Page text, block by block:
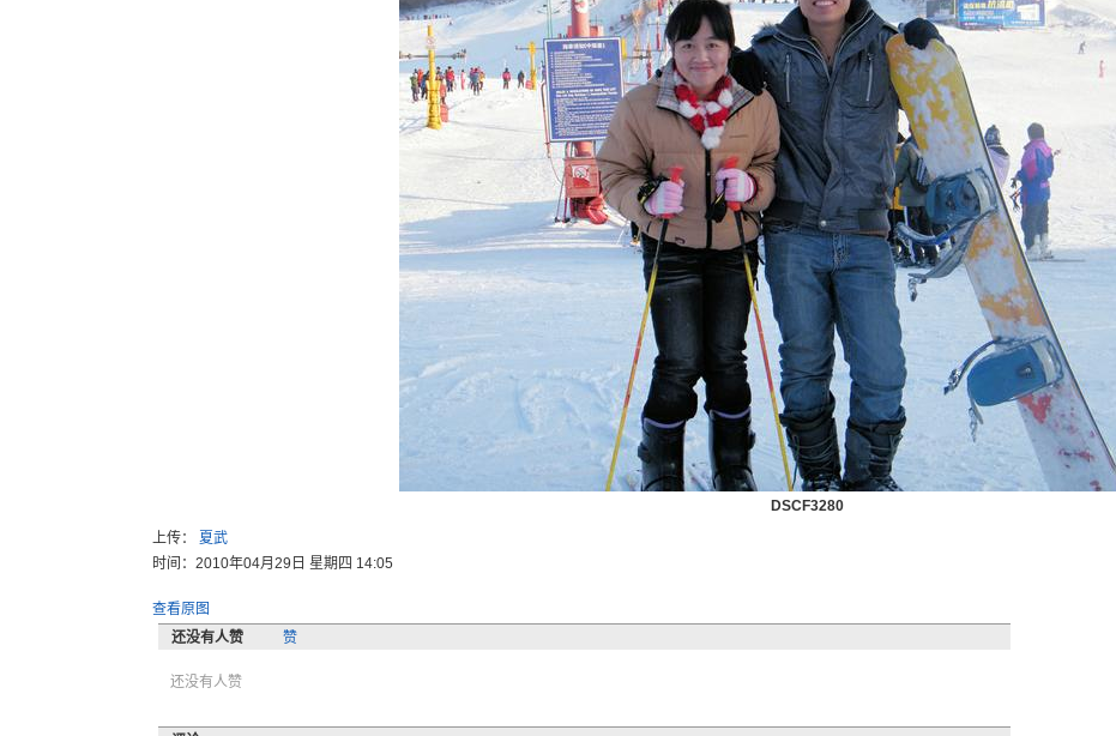
DSCF3280
上传： 夏武
时间：2010年04月29日 星期四 14:05
查看原图
还没有人赞
赞
还没有人赞